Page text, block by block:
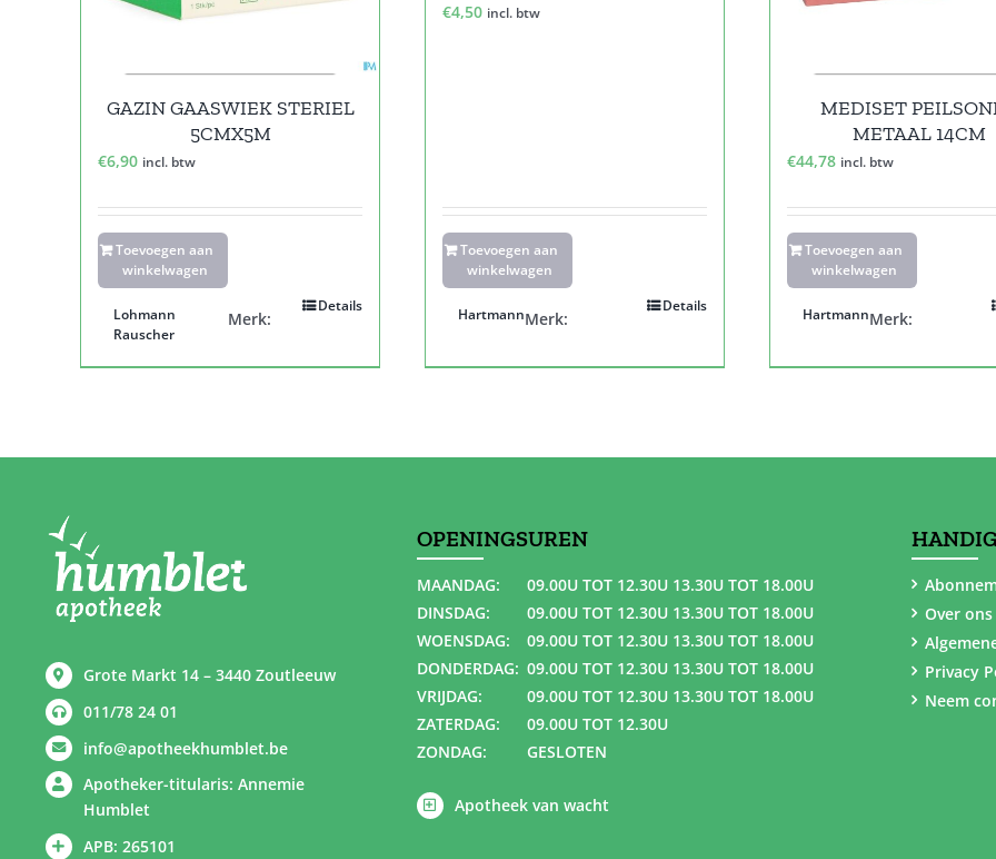
GAZIN GAASWIEK STERIEL
5CMX5M
€6,90 incl. btw
Toevoegen aan
winkelwagen
Details
Merk:
Lohmann
Rauscher
€4,50 incl. btw
Toevoegen aan
winkelwagen
Details
Merk:
Hartmann
MEDISET
METAAL 14CM
€44,78 incl. btw
Toevoegen aan
winkelwagen
Merk:
Hartmann
Grote Markt 14 – 3440 Zoutleeuw
011/78 24 01
info@apotheekhumblet.be
Apotheker-titularis: Annemie
Humblet
APB: 265101
OPENINGSUREN
MAANDAG:
09.00U TOT 12.30U 13.30U TOT 18.00U
DINSDAG:
09.00U TOT 12.30U 13.30U TOT 18.00U
WOENSDAG:
09.00U TOT 12.30U 13.30U TOT 18.00U
DONDERDAG: 09.00U TOT 12.30U 13.30U TOT 18.00U
VRIJDAG:
09.00U TOT 12.30U 13.30U TOT 18.00U
ZATERDAG:
09.00U TOT 12.30U
ZONDAG:
GESLOTEN
Apotheek van wacht
Over ons
Privacy
Neem